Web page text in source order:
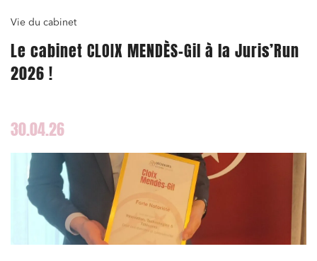
Vie du cabinet
Le cabinet CLOIX MENDÈS-Gil à la Juris’Run
2026 !
30.04.26